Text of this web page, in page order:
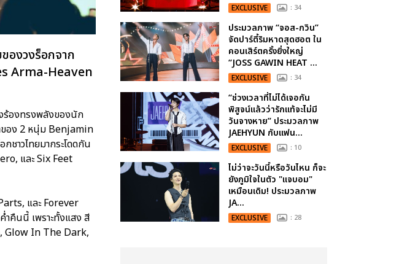
องวงร็อกจาก
Arma-Heaven
ร้องทรงพลังของนัก
ของ 2 หนุ่ม Benjamin
ชาวไทยมากระโดดกัน
และ Six Feet
และ Forever
ำคืนนี้ เพราะทั้งแสง สี
Glow In The Dark,
EXCLUSIVE : 34
ประมวลภาพ “จอส-กวิน”
จัดปาร์ตี้ริมหาดสุดฮอต ใน
คอนเสิร์ตครั้งยิ่งใหญ่
“JOSS GAWIN HEAT ...
EXCLUSIVE : 34
“ช่วงเวลาที่ไม่ได้เจอกัน
พิสูจน์แล้วว่ารักแท้จะไม่มี
วันจางหาย” ประมวลภาพ
JAEHYUN กับแฟน...
EXCLUSIVE : 10
ไม่ว่าจะวันนี้หรือวันไหน ก็จะ
ยังภูมิใจในตัว "แจบอม"
เหมือนเดิม! ประมวลภาพ
JA...
EXCLUSIVE : 28